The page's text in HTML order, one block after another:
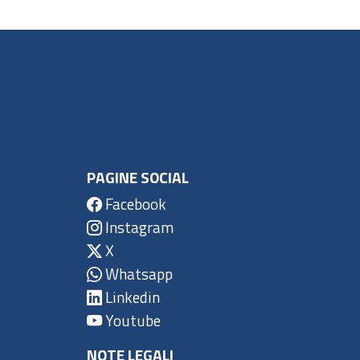
PAGINE SOCIAL
Facebook
Instagram
X
Whatsapp
Linkedin
Youtube
NOTE LEGALI